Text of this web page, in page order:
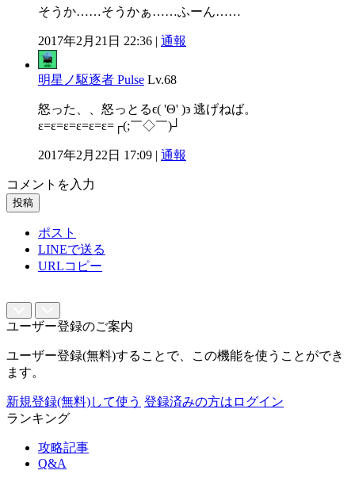
そうか……そうかぁ……ふーん……
2017年2月21日 22:36 | 通報
明星ノ駆逐者 Pulse Lv.68
怒った、、怒っとるϵ( 'Θ' )϶ 逃げねば。
ε=ε=ε=ε=ε=ε=┌(;￣◇￣)┘
2017年2月22日 17:09 | 通報
コメントを入力
投稿
ポスト
LINEで送る
URLコピー
ユーザー登録のご案内
ユーザー登録(無料)することで、この機能を使うことができ
ます。
新規登録(無料)して使う 登録済みの方はログイン
ランキング
攻略記事
Q&A